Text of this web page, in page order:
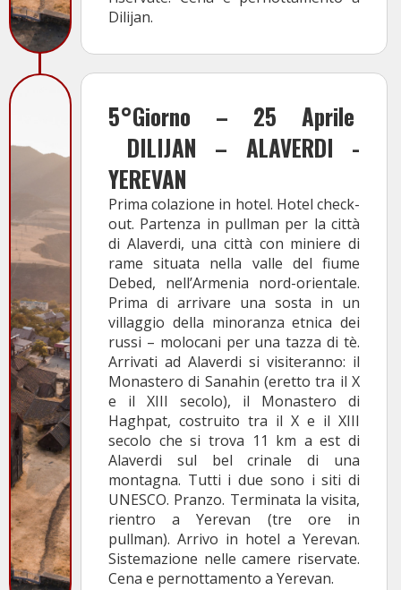
Dilijan.
5°Giorno – 25 Aprile
DILIJAN – ALAVERDI -
YEREVAN
Prima colazione in hotel. Hotel check-
out. Partenza in pullman per la città
di Alaverdi, una città con miniere di
rame situata nella valle del fiume
Debed, nell’Armenia nord-orientale.
Prima di arrivare una sosta in un
villaggio della minoranza etnica dei
russi – molocani per una tazza di tè.
Arrivati ad Alaverdi si visiteranno: il
Monastero di Sanahin (eretto tra il X
e il XIII secolo), il Monastero di
Haghpat, costruito tra il X e il XIII
secolo che si trova 11 km a est di
Alaverdi sul bel crinale di una
montagna. Tutti i due sono i siti di
UNESCO. Pranzo. Terminata la visita,
rientro a Yerevan (tre ore in
pullman). Arrivo in hotel a Yerevan.
Sistemazione nelle camere riservate.
Cena e pernottamento a Yerevan.